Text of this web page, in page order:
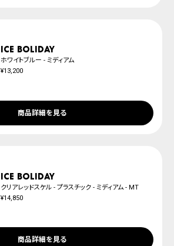
ICE boliday
ホワイトブルー - ミディアム
¥13,200
商品詳細を見る
ICE boliday
クリアレッドスケル - プラスチック - ミディアム - MT
¥14,850
商品詳細を見る